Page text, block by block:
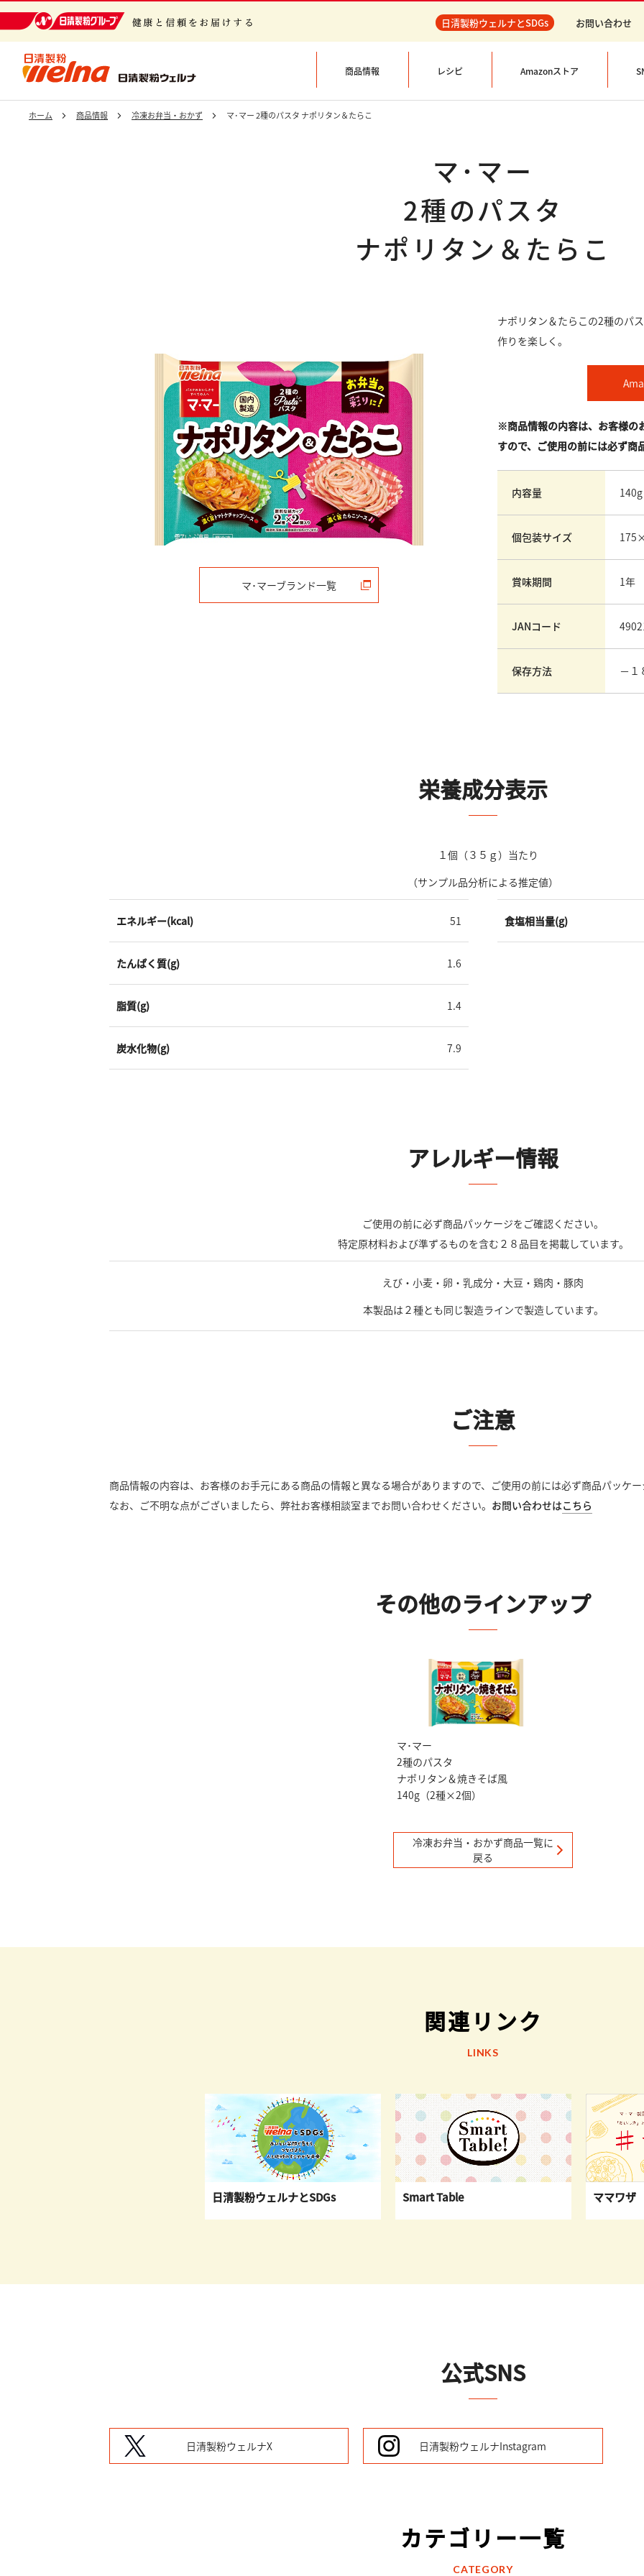
日清製粉ウェルナとSDGs お問い合わせ
商品情報 レシピ Amazonストア
ホーム 商品情報 冷凍お弁当・おかず マ･マー 2種のパスタ ナポリタン＆たらこ
マ･マー
2種のパスタ
ナポリタン＆たらこ
マ･マーブランド一覧
ナポリタン＆たらこの2種のパ
作りを楽しく。
※商品情報の内容は、お客様の
すので、ご使用の前には必ず商
内容量
個包装サイズ
賞味期間 1年
JANコード
保存方法 －１
栄養成分表示
１個（３５ｇ）当たり
（サンプル品分析による推定値）
エネルギー(kcal) 51
たんぱく質(g) 1.6
脂質(g) 1.4
炭水化物(g) 7.9
食塩相当量(g)
アレルギー情報
ご使用の前に必ず商品パッケージをご確認ください。
特定原材料および準ずるものを含む２８品目を掲載しています。
えび・小麦・卵・乳成分・大豆・鶏肉・豚肉
本製品は２種とも同じ製造ラインで製造しています。
ご注意
商品情報の内容は、お客様のお手元にある商品の情報と異なる場合がありますので、ご使用の前には必ず商品パッケー
なお、ご不明な点がございましたら、弊社お客様相談室までお問い合わせください。 お問い合わせはこちら
その他のラインアップ
マ･マー
2種のパスタ
ナポリタン＆焼きそば風
140g（2種×2個）
冷凍お弁当・おかず商品一覧に
戻る
関連リンク
LINKS
日清製粉ウェルナとSDGs Smart Table ママワザ
公式SNS
日清製粉ウェルナX 日清製粉ウェルナInstagram
カテゴリー一覧
CATEGORY